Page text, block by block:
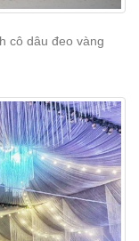
cô dâu đeo vàng